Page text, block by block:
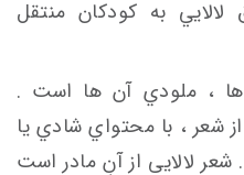
به كودكان منتقل
، ملودي آن ها است .
شعر ، با محتواي شادي يا
لالایی از آنِ مادر است